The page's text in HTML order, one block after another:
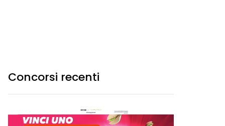
Concorsi recenti